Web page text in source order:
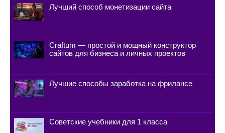
Лучший способ монетизации сайта
Craftum — простой и мощный конструктор
сайтов для бизнеса и личных проектов
Лучшие способы заработка на фрилансе
Советские учебники для 1 класса